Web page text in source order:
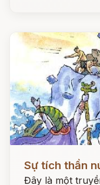
Sự tích thần
Đây là một